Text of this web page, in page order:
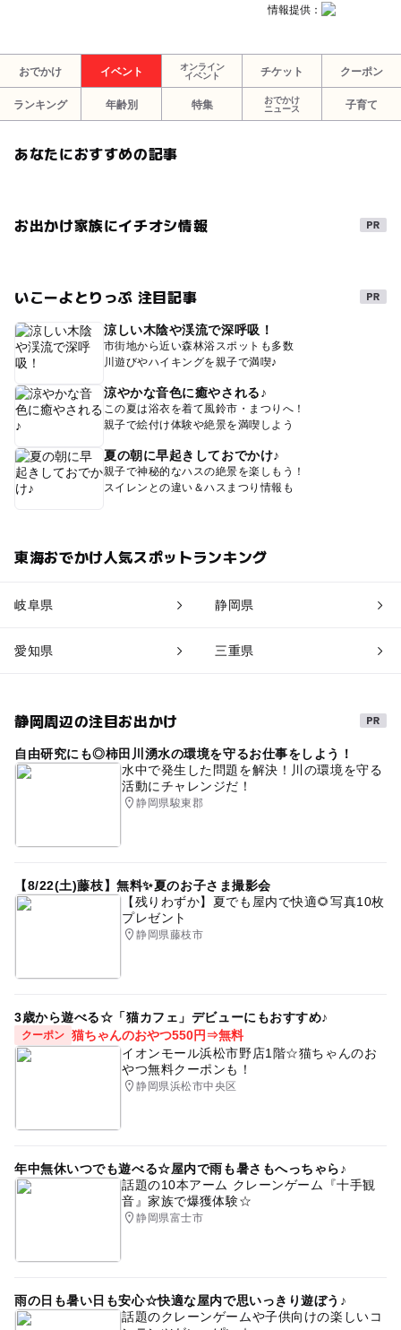
情報提供：
おでかけ イベント
オンライン
イベント
チケット クーポン
ランキング 年齢別 特集
おでかけ
ニュース
子育て
あなたにおすすめの記事
お出かけ家族にイチオシ情報
いこーよとりっぷ 注目記事
涼しい木陰や渓流で深呼吸！
市街地から近い森林浴スポットも多数
川遊びやハイキングを親子で満喫♪
涼やかな音色に癒やされる♪
この夏は浴衣を着て風鈴市・まつりへ！
親子で絵付け体験や絶景を満喫しよう
夏の朝に早起きしておでかけ♪
親子で神秘的なハスの絶景を楽しもう！
スイレンとの違い＆ハスまつり情報も
東海おでかけ人気スポットランキング
岐阜県 静岡県
愛知県 三重県
静岡周辺の注目お出かけ
自由研究にも◎柿田川湧水の環境を守るお仕事をしよう！
水中で発生した問題を解決！川の環境を守る
活動にチャレンジだ！
静岡県駿東郡
【8/22(土)藤枝】無料✨夏のお子さま撮影会
【残りわずか】夏でも屋内で快適🌻写真10枚
プレゼント
静岡県藤枝市
3歳から遊べる☆「猫カフェ」デビューにもおすすめ♪
クーポン 猫ちゃんのおやつ550円⇒無料
イオンモール浜松市野店1階☆猫ちゃんのお
やつ無料クーポンも！
静岡県浜松市中央区
年中無休いつでも遊べる☆屋内で雨も暑さもへっちゃら♪
話題の10本アーム クレーンゲーム『十手観
音』家族で爆獲体験☆
静岡県富士市
雨の日も暑い日も安心☆快適な屋内で思いっきり遊ぼう♪
話題のクレーンゲームや子供向けの楽しいコ